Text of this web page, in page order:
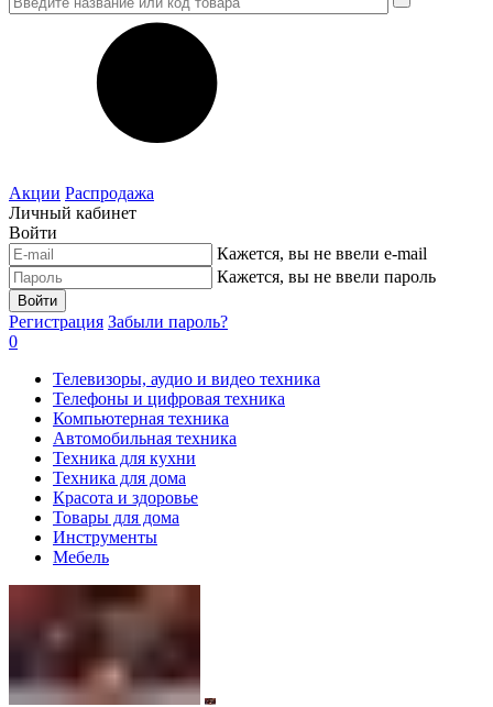
Акции Распродажа
Личный кабинет
Войти
Кажется, вы не ввели e-mail
Кажется, вы не ввели пароль
Войти
Регистрация Забыли пароль?
0
Телевизоры, аудио и видео техника
Телефоны и цифровая техника
Компьютерная техника
Автомобильная техника
Техника для кухни
Техника для дома
Красота и здоровье
Товары для дома
Инструменты
Мебель